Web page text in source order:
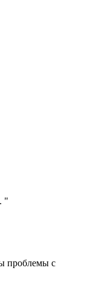
"
проблемы с